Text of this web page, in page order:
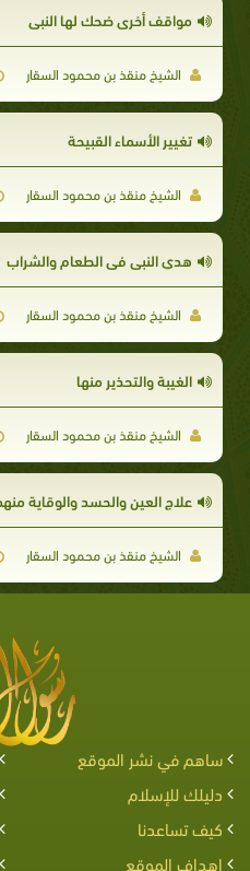
مواقف أخرى ضحك لها النبي
الشيخ منقذ بن محمود السقار
تغيير الأسماء القبيحة
الشيخ منقذ بن محمود السقار
هدي النبي في الطعام والشراب
الشيخ منقذ بن محمود السقار
الغيبة والتحذير منها
الشيخ منقذ بن محمود السقار
علاج العين والحسد والوقاية
الشيخ منقذ بن محمود السقار
ساهم في نشر الموقع
دليلك للإسلام
كيف تساعدنا
اهداف الموقع